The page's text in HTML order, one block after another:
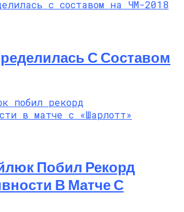
С Составом
Побил Рекорд
В Матче С